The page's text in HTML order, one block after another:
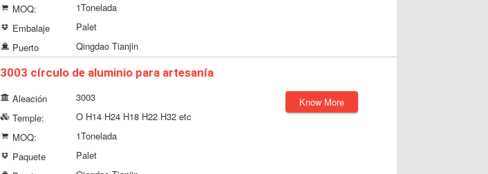
MOQ:
1Tonelada
Embalaje
Palet
Puerto
Qingdao Tianjin
3003 círculo de aluminio para artesanía
Aleación
3003
Temple:
O H14 H24 H18 H22 H32 etc
MOQ:
1Tonelada
Paquete
Palet
Know More